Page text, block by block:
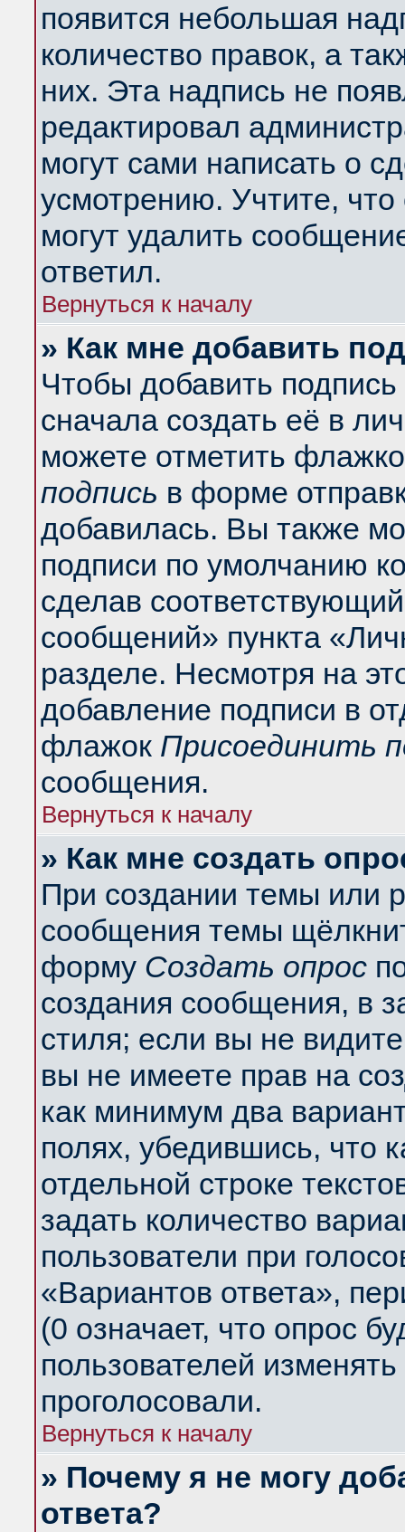
появится небольшая
количество правок, а
них. Эта надпись не
редактировал
могут сами написать о
усмотрению. Учтите,
могут удалить
ответил.
Вернуться к началу
» Как мне добавить
Чтобы добавить
сначала создать её в
можете отметить
подпись в форме
добавилась. Вы также
подписи по умолчанию
сделав
сообщений» пункта
разделе. Несмотря на
добавление подписи в
флажок Присоединить
сообщения.
Вернуться к началу
» Как мне создать
При создании темы или
сообщения темы
форму Создать опрос
создания сообщения, в
стиля; если вы не
вы не имеете прав на
как минимум два
полях, убедившись, что
отдельной строке
задать количество
пользователи при
«Вариантов ответа»,
(0 означает, что опрос
пользователей
проголосовали.
Вернуться к началу
» Почему я не могу
ответа?